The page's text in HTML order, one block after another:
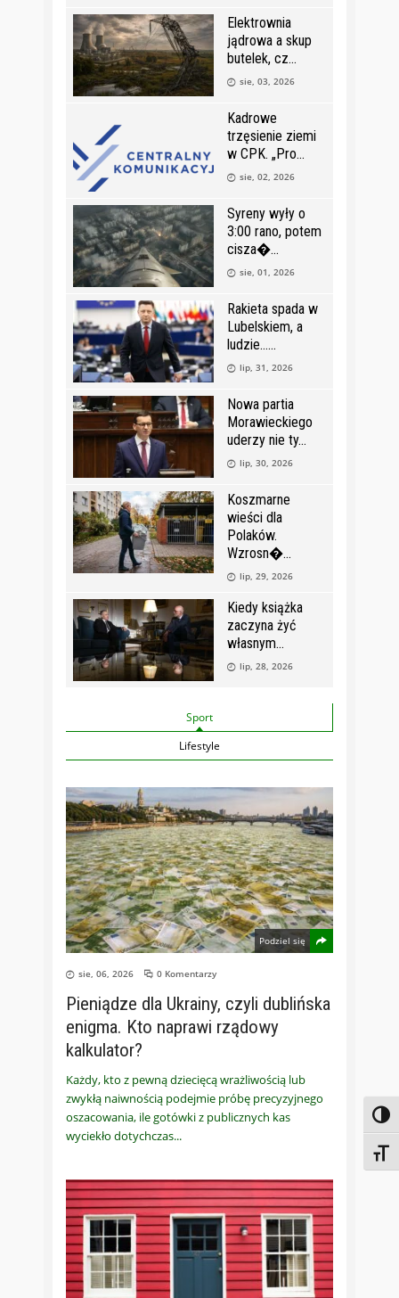
Elektrownia
jądrowa a skup
butelek, cz
sie, 03, 2026
Kadrowe
trzęsienie ziemi
w CPK. „Pro
sie, 02, 2026
Syreny wyły o
3:00 rano, potem
cisza�
sie, 01, 2026
Rakieta spada w
Lubelskiem, a
ludzie…
lip, 31, 2026
Nowa partia
Morawieckiego
uderzy nie ty
lip, 30, 2026
Koszmarne
wieści dla
Polaków.
Wzrosn�
lip, 29, 2026
Kiedy książka
zaczyna żyć
własnym
lip, 28, 2026
Sport
Lifestyle
Podziel się
sie, 06, 2026 0 Komentarzy
Pieniądze dla Ukrainy, czyli dublińska
enigma. Kto naprawi rządowy
kalkulator?
Każdy, kto z pewną dziecięcą wrażliwością lub
zwykłą naiwnością podejmie próbę precyzyjnego
oszacowania, ile gotówki z publicznych kas
wyciekło dotychczas